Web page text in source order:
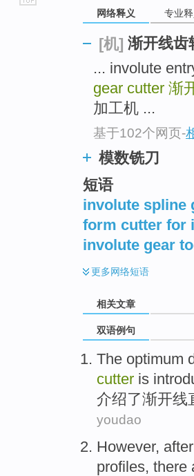
网络释义 专业
[机] 渐开线齿
... involute
gear cutter 渐
加工机 ...
基于102个网页-
模数铣刀
短语
involute spline
form cutter for
involute gear
更多网络短语
相关文章
双语例句
The optimum
cutter is
介绍了渐开线
youdao
However, after
profiles, there